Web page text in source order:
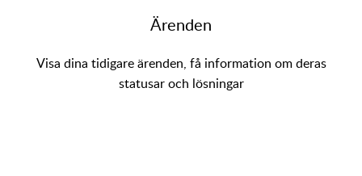
Ärenden
Visa dina tidigare ärenden, få information om deras
statusar och lösningar